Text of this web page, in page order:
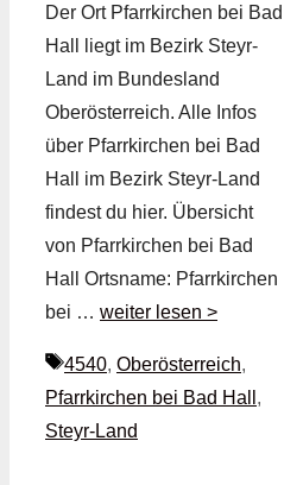
Der Ort Pfarrkirchen bei Bad
Hall liegt im Bezirk Steyr-
Land im Bundesland
Oberösterreich. Alle Infos
über Pfarrkirchen bei Bad
Hall im Bezirk Steyr-Land
findest du hier. Übersicht
von Pfarrkirchen bei Bad
Hall Ortsname: Pfarrkirchen
bei … weiter lesen >
Schlagwörter
4540, Oberösterreich,
Pfarrkirchen bei Bad Hall ,
Steyr-Land